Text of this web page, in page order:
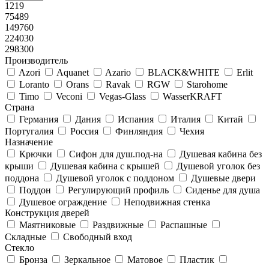
1219
75489
149760
224030
298300
Производитель
Azori
Aquanet Azario BLACK&WHITE
Erlit
Loranto
Orans Ravak RGW
Starohome
Timo
Veconi Vegas-Glass
WasserKRAFT
Страна
Германия
Дания Испания Италия
Китай
Португалия
Россия Финляндия
Чехия
Назначение
Крючки
Сифон для душ.под-на
Душевая кабина без
крыши
Душевая кабина с крышей
Душевой уголок без
поддона
Душевой уголок с поддоном
Душевые двери
Поддон
Регулирующий профиль
Сиденье для душа
Душевое ограждение
Неподвижная стенка
Конструкция дверей
Маятниковые
Раздвижные
Распашные
Складные
Свободный вход
Стекло
Бронза
Зеркальное Матовое
Пластик